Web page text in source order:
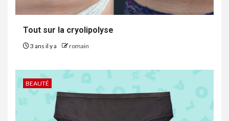
Tout sur la cryolipolyse
3 ans il y a romain
BEAUTÉ